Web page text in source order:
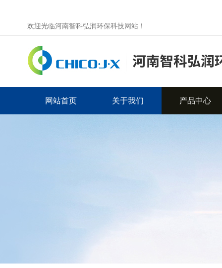
欢迎光临河南智科弘润环保科技网站！
网站首页 关于我们 产品中心